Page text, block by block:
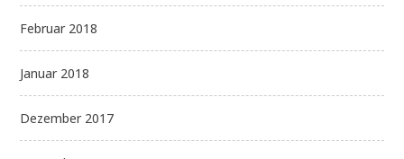
Februar 2018
Januar 2018
Dezember 2017